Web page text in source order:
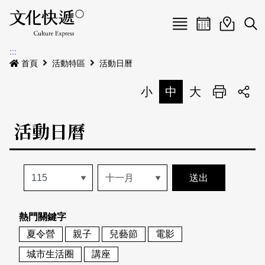
Menu
最新公告
本期專題
歷史專題
活動特區
活動列表
地圖搜尋
關於我們
關於我們
刊物索取地點
會員基本資料
刊登活動
網站導覽 English
活動日曆活動地圖
展
:::
首頁
活動特區 活動日曆
小 中 大 列印
活動日曆
熱門關鍵字
夏令營
親子 兒藝節
電影
城市生活圈
講座